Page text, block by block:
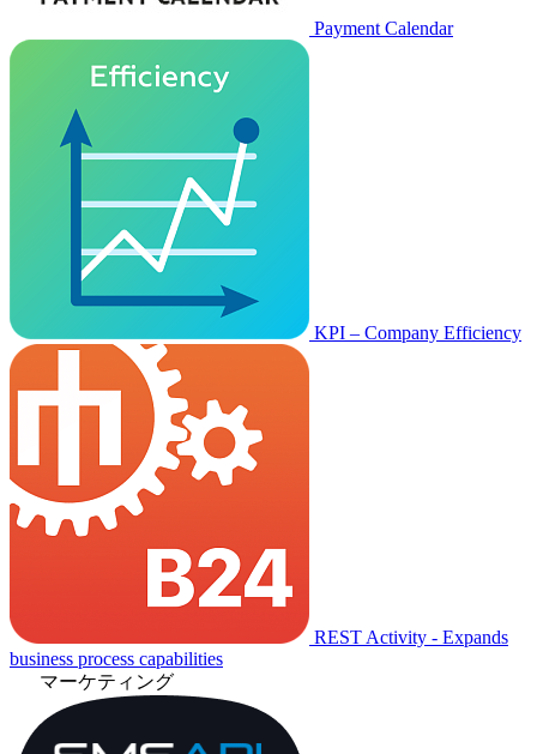
Payment Calendar
KPI – Company Efficiency
REST Activity - Expands
business process capabilities
マーケティング